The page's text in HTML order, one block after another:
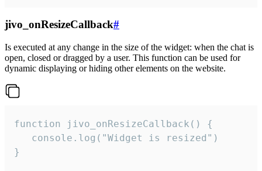
jivo_onResizeCallback#
Is executed at any change in the size of the widget: when the chat is
open, closed or dragged by a user. This function can be used for
dynamic displaying or hiding other elements on the website.
function jivo_onResizeCallback() {
   console.log("Widget is resized")
}